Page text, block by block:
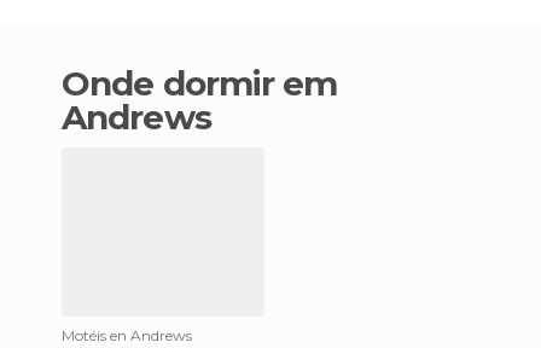
Onde dormir em
Andrews
Motéis en Andrews